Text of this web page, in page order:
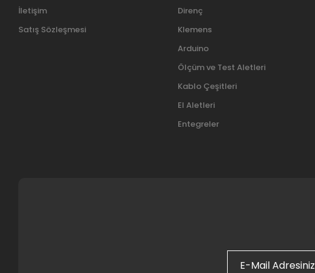
İletişim
Satış Sözleşmesi
Direnç
Klemens
Arduino
Ölçüm ve Test Aletleri
Kablo Çeşitleri
El Aletleri
Entegreler